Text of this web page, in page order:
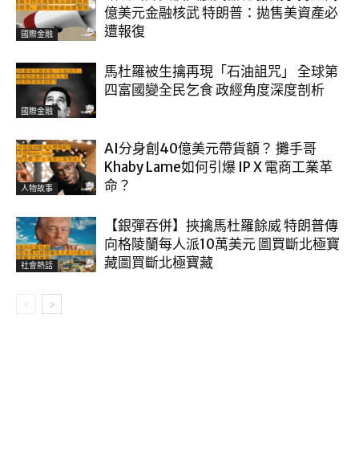
國際金融
億美元金融核武 特朗普：拋售美資產必
遭報復
國際金融
馬杜羅被生擒再現「石油詛咒」 全球第
四富國變全民乞食 政經角度深度剖析
人物故事
AI分身創40億美元帶貨額？ 攤手哥
Khaby Lame如何引爆 IP X 電商工業革
命？
社會熱話
【銀彈吞併】挾擒馬杜羅餘威 特朗普傳
向格陵蘭每人派10萬美元 圖買斷北極寶
藏圖買斷北極寶藏